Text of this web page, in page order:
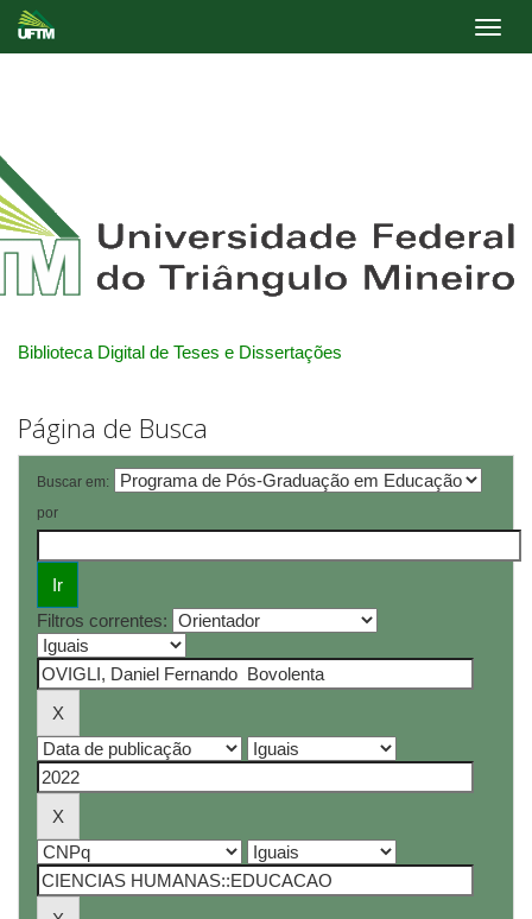
Biblioteca Digital de Teses e Dissertações
Página de Busca
Buscar em:
por
Filtros correntes: